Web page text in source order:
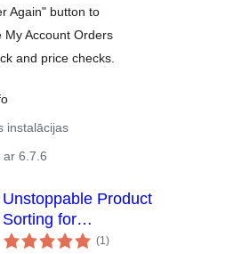
Again" button to
My Account Orders
and price checks.
instalācijas
ar 6.7.6
Unstoppable Product
Sorting for
WooCommerce
(1vērtējumu
kopsumma
)